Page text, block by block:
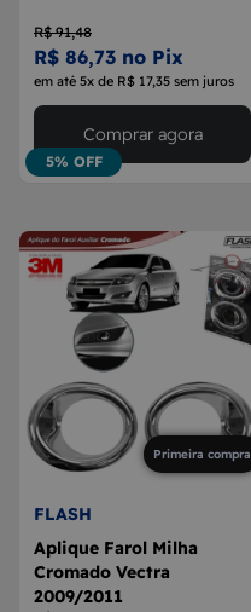
R$ 91,48
R$ 86,73 no Pix
em até 5x de R$ 17,35 sem juros
5% OFF
Comprar agora
Primeira compra
FLASH
Aplique Farol Milha
Cromado Vectra
2009/2011